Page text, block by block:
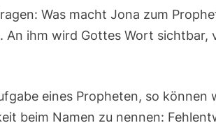
Was macht Jona zum
An ihm wird Gottes Wort sichtbar,
eines Propheten, so können
beim Namen zu nennen: